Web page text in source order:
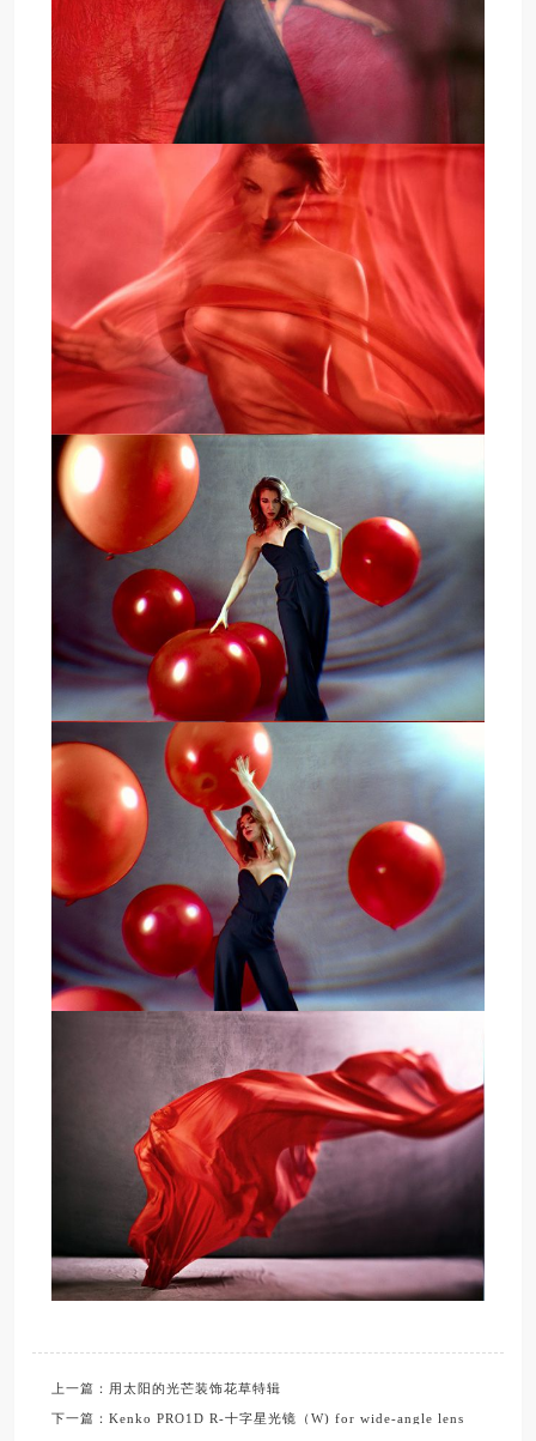
上一篇：用太阳的光芒装饰花草特辑
下一篇：Kenko PRO1D R-十字星光镜（W) for wide-angle lens